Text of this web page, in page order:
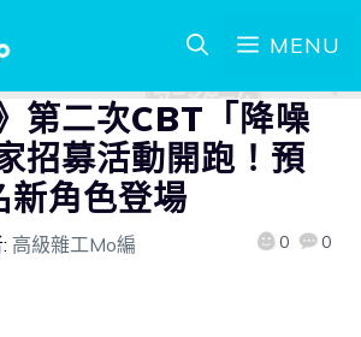
MENU
第二次CBT「降噪
招募活動開跑！預
新角色登場
高級雜工Mo編 0 0